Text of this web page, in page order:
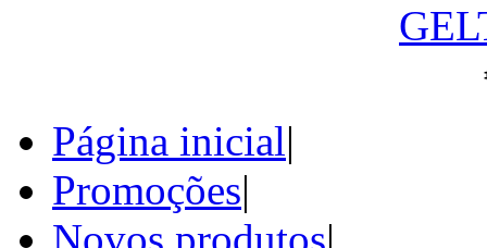
Página inicial|
Promoções|
Novos produtos|